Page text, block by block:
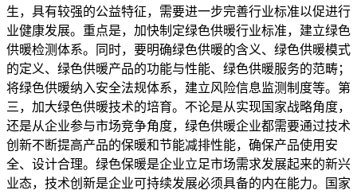
生，具有较强的公益特征，需要进一步完善行业标准以促进行
业健康发展。重点是，加快制定绿色供暖行业标准，建立绿色
供暖检测体系。同时，要明确绿色供暖的含义、绿色供暖模式
的定义、绿色供暖产品的功能与性能、绿色供暖服务的范畴；
将绿色供暖纳入安全法规体系，建立风险信息监测制度等。第
三，加大绿色供暖技术的培育。不论是从实现国家战略角度，
还是从企业参与市场竞争角度，绿色供暖企业都需要通过技术
创新不断提高产品的保暖和节能减排性能，确保产品使用安
全、设计合理。绿色保暖是企业立足市场需求发展起来的新兴
业态，技术创新是企业可持续发展必须具备的内在能力。国家